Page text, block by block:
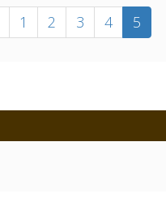
Página
1 Página
2 Página
3 Página
4
Página
actual
5